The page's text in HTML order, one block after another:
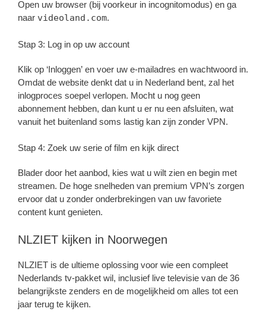
Open uw browser (bij voorkeur in incognitomodus) en ga
naar videoland.com.
Stap 3: Log in op uw account
Klik op ‘Inloggen’ en voer uw e-mailadres en wachtwoord in.
Omdat de website denkt dat u in Nederland bent, zal het
inlogproces soepel verlopen. Mocht u nog geen
abonnement hebben, dan kunt u er nu een afsluiten, wat
vanuit het buitenland soms lastig kan zijn zonder VPN.
Stap 4: Zoek uw serie of film en kijk direct
Blader door het aanbod, kies wat u wilt zien en begin met
streamen. De hoge snelheden van premium VPN’s zorgen
ervoor dat u zonder onderbrekingen van uw favoriete
content kunt genieten.
NLZIET kijken in Noorwegen
NLZIET is de ultieme oplossing voor wie een compleet
Nederlands tv-pakket wil, inclusief live televisie van de 36
belangrijkste zenders en de mogelijkheid om alles tot een
jaar terug te kijken.